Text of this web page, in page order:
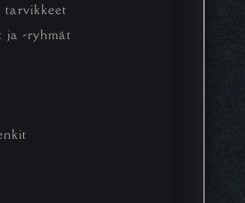
tarvikkeet
ja -ryhmät